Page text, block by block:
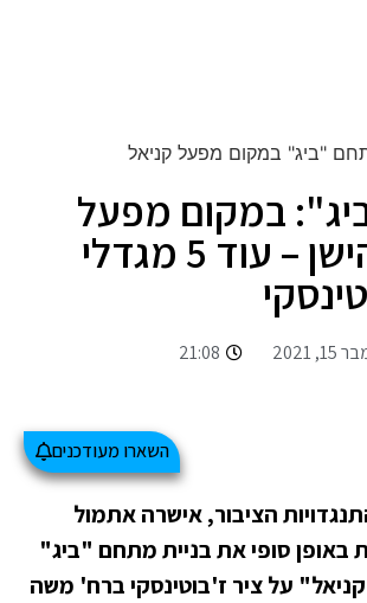
במקום מפעל
"קניאל" הישן – עוד 5 מגדלי
2021
21:08
השארו מעודכנים
הציבור, אישרה אתמול
באופן סופי את בניית מתחם "ביג"
על ציר ז'בוטינסקי ברח' משה